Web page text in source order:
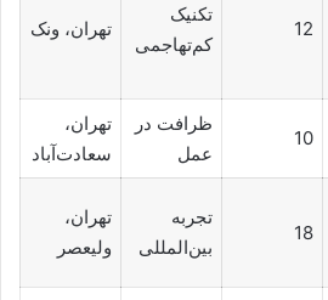
12
تکنیک
کم‌تهاجمی
تهران، ونک
10
ظرافت در
عمل
تهران،
سعادت‌آباد
18
تجربه
بین‌المللی
تهران،
ولیعصر